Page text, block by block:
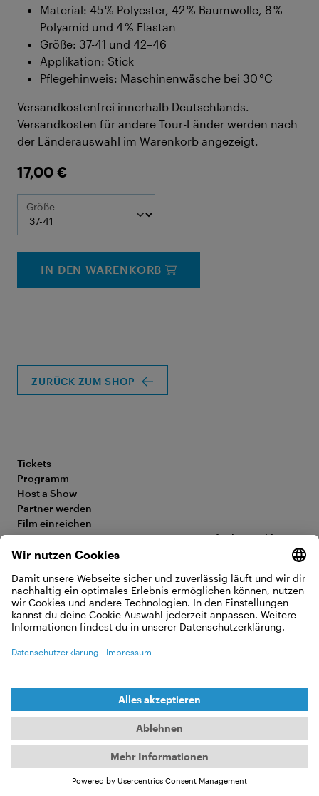
Material: 45 % Polyester, 42 % Baumwolle, 8 %
Polyamid und 4 % Elastan
Größe: 37-41 und 42–46
Applikation: Stick
Pflegehinweis: Maschinenwäsche bei 30 °C
Versandkostenfrei innerhalb Deutschlands.
Versandkosten für andere Tour-Länder werden nach
der Länderauswahl im Warenkorb angezeigt.
17,00 €
Größe
IN DEN WARENKORB
ZURÜCK ZUM SHOP
Tickets
Programm
Host a Show
Partner werden
Film einreichen
FAQ
Media Hub
Kontakt
Barrierefreiheitserklärung
Impressum
Cookie Einstellungen
© 2026 Moving Adventures Medien GmbH